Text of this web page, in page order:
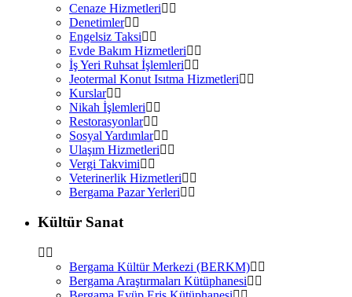
Cenaze Hizmetleri
Denetimler
Engelsiz Taksi
Evde Bakım Hizmetleri
İş Yeri Ruhsat İşlemleri
Jeotermal Konut Isıtma Hizmetleri
Kurslar
Nikah İşlemleri
Restorasyonlar
Sosyal Yardımlar
Ulaşım Hizmetleri
Vergi Takvimi
Veterinerlik Hizmetleri
Bergama Pazar Yerleri
Kültür Sanat
Bergama Kültür Merkezi (BERKM)
Bergama Araştırmaları Kütüphanesi